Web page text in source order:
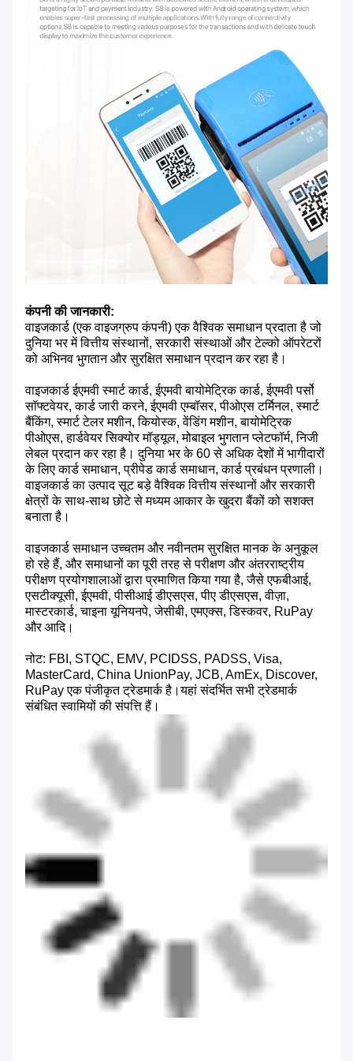
कंपनी की जानकारी:
वाइजकार्ड (एक वाइजग्रुप कंपनी) एक वैश्विक समाधान प्रदाता है जो
दुनिया भर में वित्तीय संस्थानों, सरकारी संस्थाओं और टेल्को ऑपरेटरों
को अभिनव भुगतान और सुरक्षित समाधान प्रदान कर रहा है।
वाइजकार्ड ईएमवी स्मार्ट कार्ड, ईएमवी बायोमेट्रिक कार्ड, ईएमवी पर्सो
सॉफ्टवेयर, कार्ड जारी करने, ईएमवी एम्बॉसर, पीओएस टर्मिनल, स्मार्ट
बैंकिंग, स्मार्ट टेलर मशीन, कियोस्क, वेंडिंग मशीन, बायोमेट्रिक
पीओएस, हार्डवेयर सिक्योर मॉड्यूल, मोबाइल भुगतान प्लेटफॉर्म, निजी
लेबल प्रदान कर रहा है। दुनिया भर के 60 से अधिक देशों में भागीदारों
के लिए कार्ड समाधान, प्रीपेड कार्ड समाधान, कार्ड प्रबंधन प्रणाली।
वाइजकार्ड का उत्पाद सूट बड़े वैश्विक वित्तीय संस्थानों और सरकारी
क्षेत्रों के साथ-साथ छोटे से मध्यम आकार के खुदरा बैंकों को सशक्त
बनाता है।
वाइजकार्ड समाधान उच्चतम और नवीनतम सुरक्षित मानक के अनुकूल
हो रहे हैं, और समाधानों का पूरी तरह से परीक्षण और अंतरराष्ट्रीय
परीक्षण प्रयोगशालाओं द्वारा प्रमाणित किया गया है, जैसे एफबीआई,
एसटीक्यूसी, ईएमवी, पीसीआई डीएसएस, पीए डीएसएस, वीज़ा,
मास्टरकार्ड, चाइना यूनियनपे, जेसीबी, एमएक्स, डिस्कवर, RuPay
और आदि।
नोट: FBI, STQC, EMV, PCIDSS, PADSS, Visa,
MasterCard, China UnionPay, JCB, AmEx, Discover,
RuPay एक पंजीकृत ट्रेडमार्क है।यहां संदर्भित सभी ट्रेडमार्क
संबंधित स्वामियों की संपत्ति हैं।